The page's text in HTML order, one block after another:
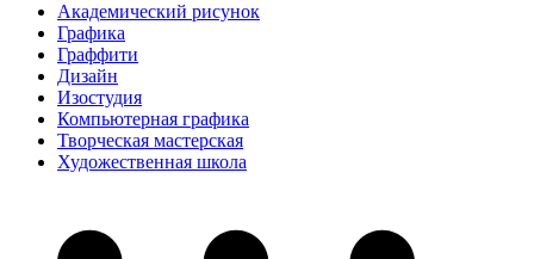
Академический рисунок
Графика
Граффити
Дизайн
Изостудия
Компьютерная графика
Творческая мастерская
Художественная школа